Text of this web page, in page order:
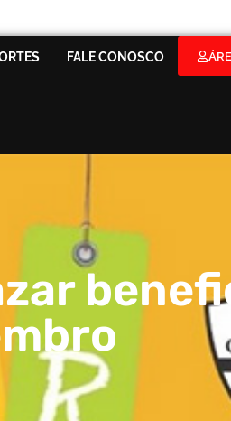
FALE CONOSCO